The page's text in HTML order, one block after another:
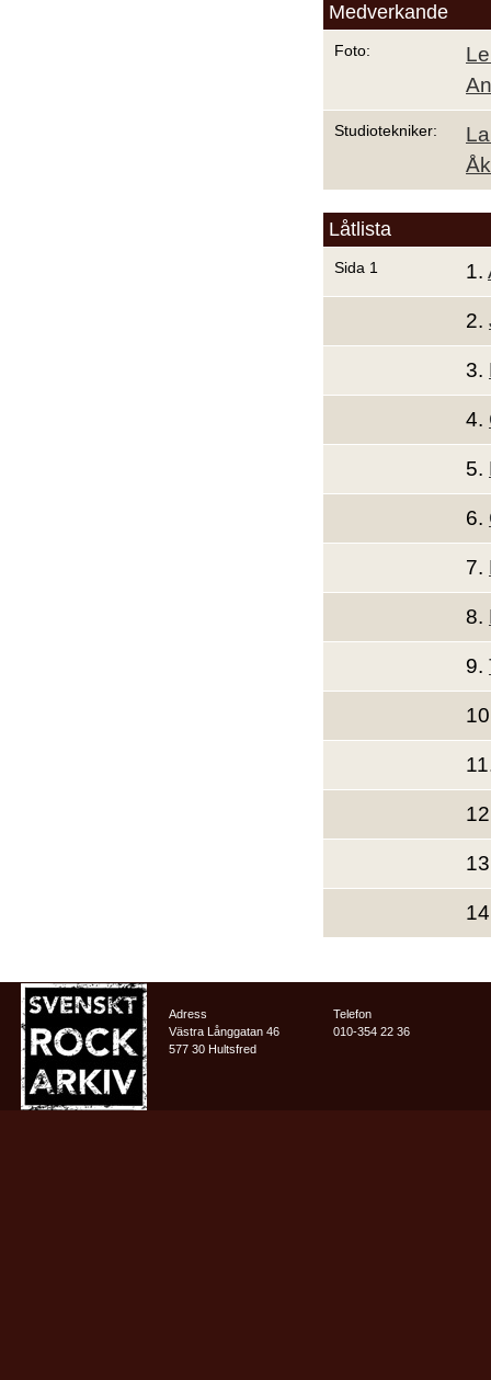
Medverkande
Foto:
Studiotekniker:
Låtlista
Sida 1 1.
2.
3.
4.
5.
6.
7.
8.
9.
Adress
Västra Långgatan 46
577 30 Hultsfred
Telefon
010-354 22 36